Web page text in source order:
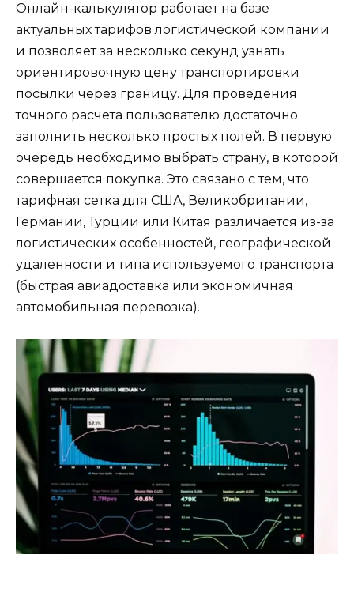
Онлайн-калькулятор работает на базе
актуальных тарифов логистической компании
и позволяет за несколько секунд узнать
ориентировочную цену транспортировки
посылки через границу. Для проведения
точного расчета пользователю достаточно
заполнить несколько простых полей. В первую
очередь необходимо выбрать страну, в которой
совершается покупка. Это связано с тем, что
тарифная сетка для США, Великобритании,
Германии, Турции или Китая различается из-за
логистических особенностей, географической
удаленности и типа используемого транспорта
(быстрая авиадоставка или экономичная
автомобильная перевозка).